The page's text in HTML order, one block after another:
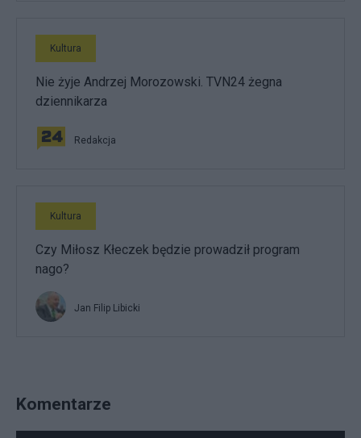
Kultura
Nie żyje Andrzej Morozowski. TVN24 żegna
dziennikarza
Redakcja
Kultura
Czy Miłosz Kłeczek będzie prowadził program
nago?
Jan Filip Libicki
Komentarze